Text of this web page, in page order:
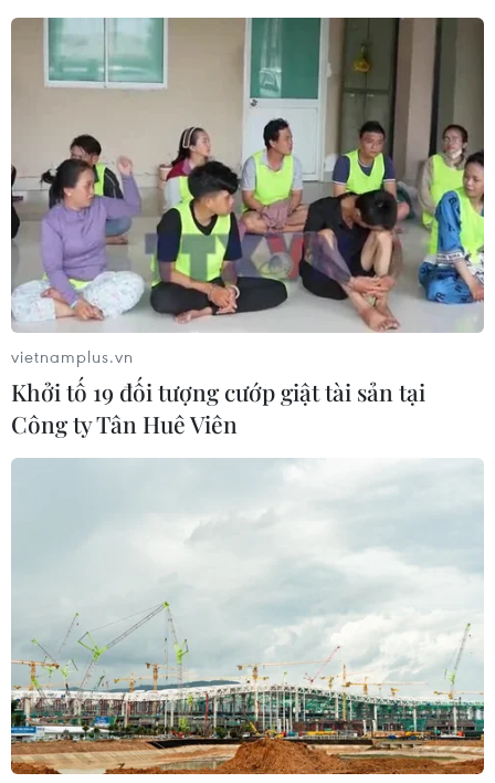
vietnamplus.vn
Khởi tố 19 đối tượng cướp giật tài sản tại
Công ty Tân Huê Viên